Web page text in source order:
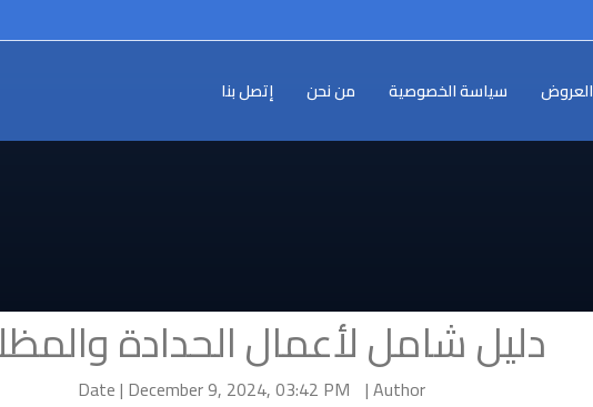
العروض سياسة الخصوصية من نحن إتصل بنا
دليل شامل لأعمال الحدادة
Author |
Date | December 9, 2024, 03:42 PM